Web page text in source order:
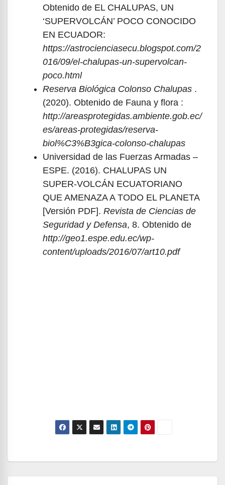
Obtenido de EL CHALUPAS, UN
‘SUPERVOLCÁN’ POCO CONOCIDO
EN ECUADOR:
https://astrocienciasecu.blogspot.com/2
016/09/el-chalupas-un-supervolcan-
poco.html
Reserva Biológica Colonso Chalupas .
(2020). Obtenido de Fauna y flora :
http://areasprotegidas.ambiente.gob.ec/
es/areas-protegidas/reserva-
biol%C3%B3gica-colonso-chalupas
Universidad de las Fuerzas Armadas –
ESPE. (2016). CHALUPAS UN
SUPER-VOLCÁN ECUATORIANO
QUE AMENAZA A TODO EL PLANETA
[Versión PDF]. Revista de Ciencias de
Seguridad y Defensa, 8. Obtenido de
http://geo1.espe.edu.ec/wp-
content/uploads/2016/07/art10.pdf
Navegación